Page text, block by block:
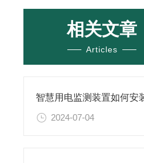
相关文章
Articles
2024-07-04